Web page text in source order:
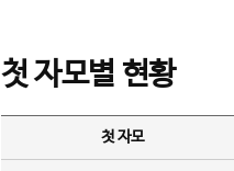
첫 자모별 현황
첫 자모